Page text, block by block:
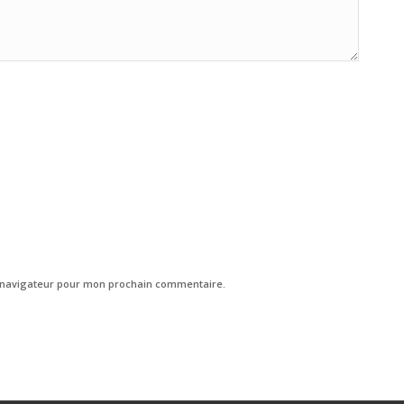
pour mon prochain commentaire.